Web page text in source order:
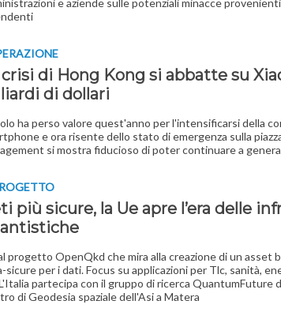
e aziende sulle potenziali minacce
crisi di Hong Kong si abbatte su
di dollari
ha perso valore quest'anno per l'intensificarsi della
e ora risente dello stato di emergenza sulla
si mostra fiducioso di poter continuare a
più sicure, la Ue apre l’era delle
progetto OpenQkd che mira alla creazione di un asset
sicure per i dati. Focus su applicazioni per Tlc, sanità,
partecipa con il gruppo di ricerca QuantumFuture
di Geodesia spaziale dell'Asi a Matera